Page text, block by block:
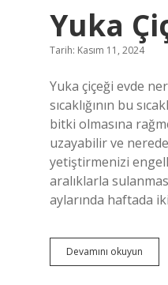
Yuka
Tarih: Kasım 11, 2024
Yuka çiçeği evde
sıcaklığının bu
bitki olmasına
uzayabilir ve
yetiştirmenizi
aralıklarla
aylarında haftada
Devamını okuyun